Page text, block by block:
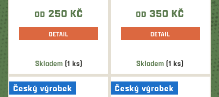
Skladem (1 ks)
OD 250 KČ
DETAIL
Skladem(1 ks)
OD 350 KČ
DETAIL
Český výrobek Český výrobek